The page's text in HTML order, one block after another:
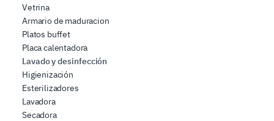
Vetrina
Armario de maduracion
Platos buffet
Placa calentadora
Lavado y desinfección
Higienización
Esterilizadores
Lavadora
Secadora